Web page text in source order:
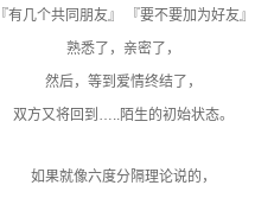
『有几个共同朋友』 『要不要加为好友』
熟悉了，亲密了，
然后，等到爱情终结了，
双方又将回到…..陌生的初始状态。
如果就像六度分隔理论说的，